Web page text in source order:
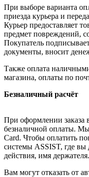
При выборе варианта
приезда курьера и
Курьер предоставляет
предмет повреждений,
Покупатель
документы, вносит
Также оплата
магазина, оплаты по
Безналичный расчёт
При оформлении заказа
безналичной оплаты.
Card. Чтобы оплатить
системы ASSIST, где
действия, имя держателя.
Вам могут отказать от